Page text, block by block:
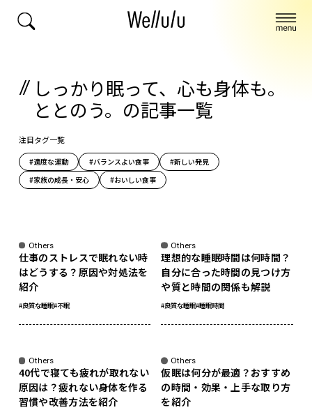
しっかり眠って、心も身体も。
ととのう。の記事一覧
注目タグ一覧
#適度な運動 #バランスよい食事
#新しい発見
#家族の成長・安心
#おいしい食事
Others
仕事のストレスで眠れない時
はどうする？原因や対処法を
紹介
#良質な睡眠#不眠
Others
理想的な睡眠時間は何時間？
自分に合った時間の見つけ方
や質と時間の関係も解説
#良質な睡眠#睡眠時間
Others
40代で寝ても疲れが取れない
原因は？疲れない身体を作る
習慣や改善方法を紹介
Others
仮眠は何分が最適？おすすめ
の時間・効果・上手な取り方
を紹介